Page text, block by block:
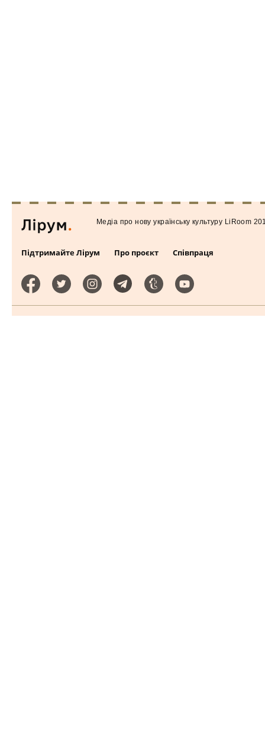
Підтримайте Лірум Про проєкт Співпраця
Медiа про нову українську культуру LiRoom